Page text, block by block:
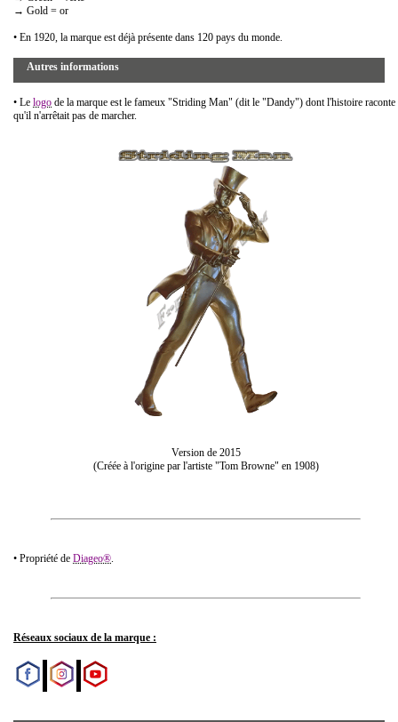
→ Gold = or
• En 1920, la marque est déjà présente dans 120 pays du monde.
Autres informations
• Le logo de la marque est le fameux "Striding Man" (dit le "Dandy") dont l'histoire raconte
qu'il n'arrêtaitpas de marcher.
Version de 2015
(Créée à l'origine par l'artiste "Tom Browne" en 1908)
• Propriété de Diageo®.
Réseaux sociaux de la marque :